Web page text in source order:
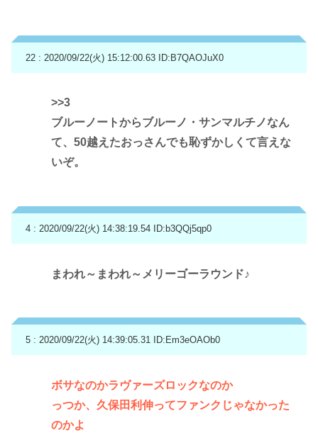
22 : 2020/09/22(火) 15:12:00.63 ID:B7QAOJuX0
>>3
ブルーノートからブルーノ・サンマルチノなん
て、50越えたおっさんでも恥ずかしくて言えな
いぞ。
4 : 2020/09/22(火) 14:38:19.54 ID:b3QQj5qp0
まわれ～まわれ～メリーゴーラウンド♪
5 : 2020/09/22(火) 14:39:05.31 ID:Em3eOAOb0
ボサなのかラヴァーズロックなのか
っつか、久保田利伸ってファンクじゃなかった
のかよ